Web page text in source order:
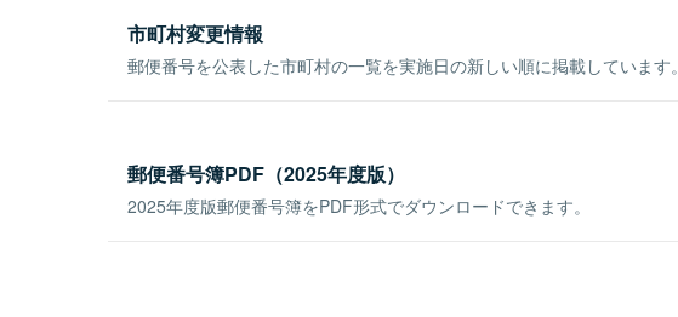
市町村変更情報
郵便番号を公表した市町村の一覧を実施日の新しい順に掲載しています。
郵便番号簿PDF（2025年度版）
2025年度版郵便番号簿をPDF形式でダウンロードできます。